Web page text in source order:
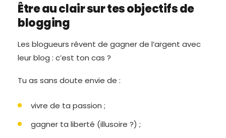
Être au clair sur tes objectifs de
blogging
Les blogueurs rêvent de gagner de l’argent avec
leur blog : c’est ton cas ?
Tu as sans doute envie de :
vivre de ta passion ;
gagner ta liberté (illusoire ?) ;